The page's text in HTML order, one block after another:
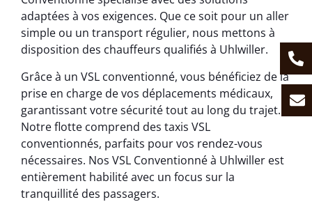
adaptées à vos exigences. Que ce soit pour un aller
simple ou un transport régulier, nous mettons à
disposition des chauffeurs qualifiés à Uhlwiller.
Grâce à un VSL conventionné, vous bénéficiez de la
prise en charge de vos déplacements médicaux,
garantissant votre sécurité tout au long du trajet.
Notre flotte comprend des taxis VSL
conventionnés, parfaits pour vos rendez-vous
nécessaires. Nos VSL Conventionné à Uhlwiller est
entièrement habilité avec un focus sur la
tranquillité des passagers.